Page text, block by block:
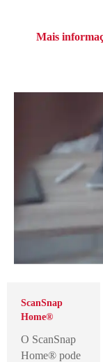
Mais
ScanSnap
Home®
O ScanSnap
Home® pode